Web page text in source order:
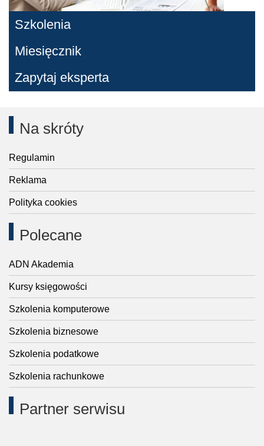
Szkolenia
Miesięcznik
Zapytaj eksperta
Na skróty
Regulamin
Reklama
Polityka cookies
Polecane
ADN Akademia
Kursy księgowości
Szkolenia komputerowe
Szkolenia biznesowe
Szkolenia podatkowe
Szkolenia rachunkowe
Partner serwisu